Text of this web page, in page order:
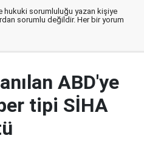
hukuki sorumluluğu yazan kişiye
sorumlu değildir. Her bir yorum
ABD'ye
tipi SİHA